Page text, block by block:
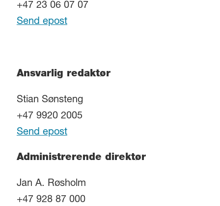
+47 23 06 07 07
Send epost
Ansvarlig redaktør
Stian Sønsteng
+47 9920 2005
Send epost
Administrerende direktør
Jan A. Røsholm
+47 928 87 000